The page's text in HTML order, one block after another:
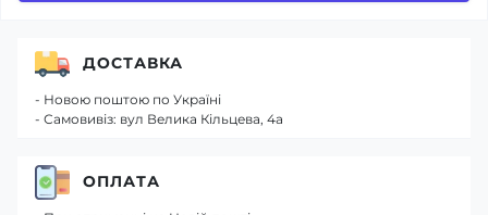
ДОСТАВКА
- Новою поштою по Україні
- Самовивіз: вул Велика Кільцева, 4а
ОПЛАТА